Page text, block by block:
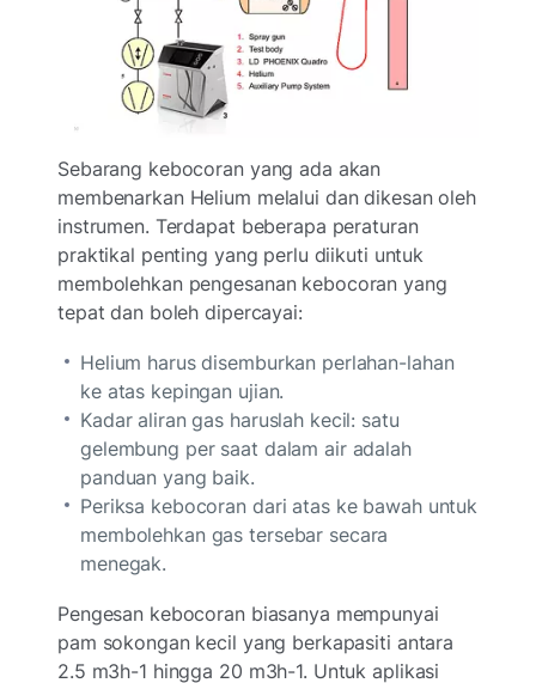
Sebarang kebocoran yang ada akan
membenarkan Helium melalui dan dikesan oleh
instrumen. Terdapat beberapa peraturan
praktikal penting yang perlu diikuti untuk
membolehkan pengesanan kebocoran yang
tepat dan boleh dipercayai:
Helium harus disemburkan perlahan-lahan
ke atas kepingan ujian.
Kadar aliran gas haruslah kecil: satu
gelembung per saat dalam air adalah
panduan yang baik.
Periksa kebocoran dari atas ke bawah untuk
membolehkan gas tersebar secara
menegak.
Pengesan kebocoran biasanya mempunyai
pam sokongan kecil yang berkapasiti antara
2.5 m3h-1 hingga 20 m3h-1. Untuk aplikasi